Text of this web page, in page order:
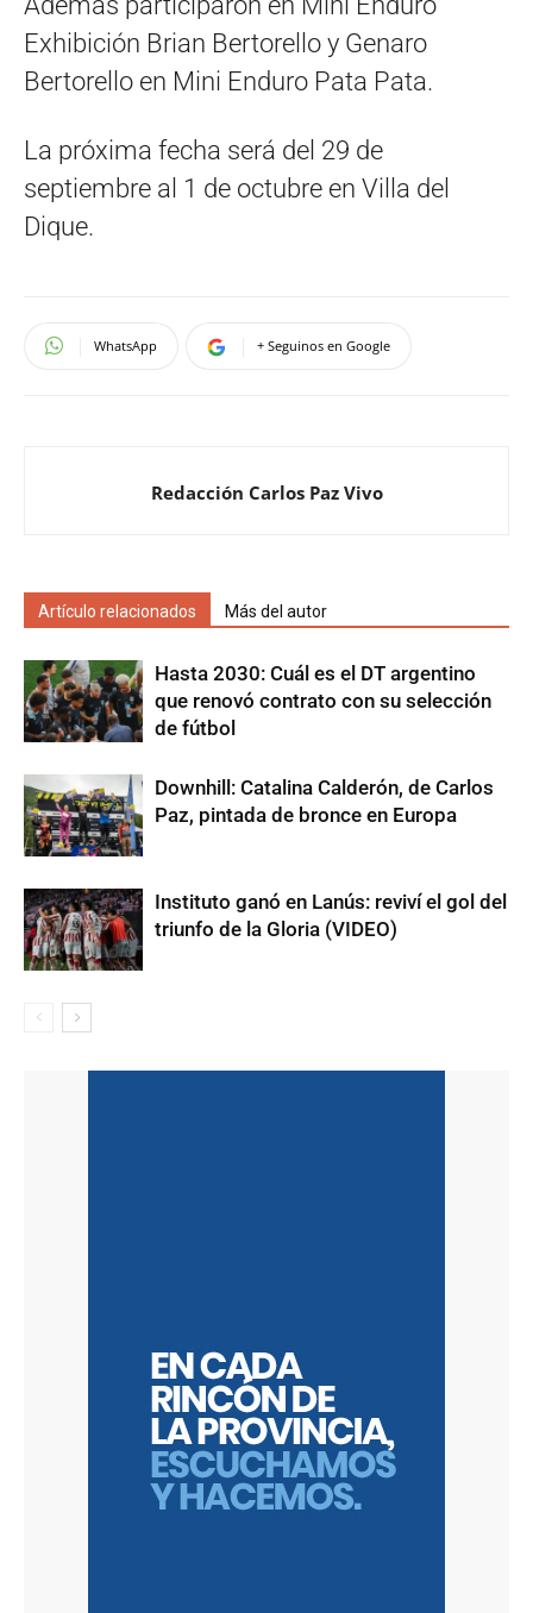
Exhibición Brian Bertorello y Genaro
Bertorello en Mini Enduro Pata Pata.
La próxima fecha será del 29 de
septiembre al 1 de octubre en Villa del
Dique.
WhatsApp + Seguinos en Google
Redacción Carlos Paz Vivo
Artículo relacionados Más del autor
Hasta 2030: Cuál es el DT argentino
que renovó contrato con su selección
de fútbol
Downhill: Catalina Calderón, de Carlos
Paz, pintada de bronce en Europa
Instituto ganó en Lanús: reviví el gol del
triunfo de la Gloria (VIDEO)